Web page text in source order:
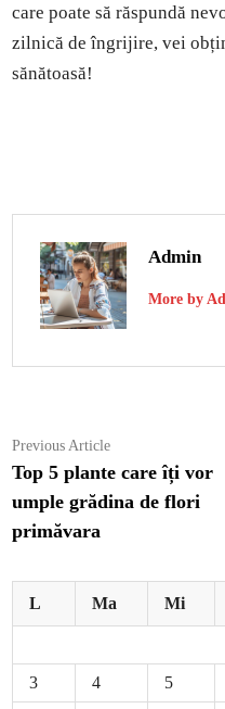
care poate să răspundă
zilnică de îngrijire, vei
sănătoasă!
Admin
More by
Navigare
în
articole
Previous ArticlePrevious
article:
Top 5 plante care îți vor
umple grădina de flori
primăvara
L Ma Mi
3 4 5